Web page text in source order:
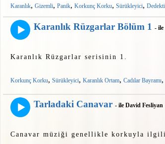
Karanlık, Gizemli, Panik, Korkunç Korku, Sürükleyici,
Karanlık Rüzgarlar Bölüm 1 - ile
Karanlık Rüzgarlar serisinin 1.
Korkunç Korku, Sürükleyici, Karanlık Ortam, Cadılar Bayramı,
Tarladaki Canavar - ile David Fesliyan
Canavar müziği genellikle korkuyla